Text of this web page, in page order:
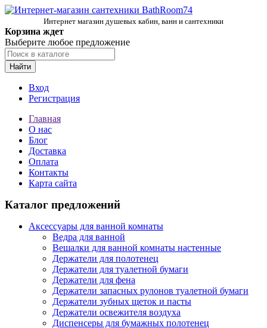
Интернет магазин душевых кабин, ванн и сантехники
Корзина ждет
Выберите любое предложение
Найти
Вход
Регистрация
Главная
О нас
Блог
Доставка
Оплата
Контакты
Карта сайта
Каталог предложений
Аксессуары для ванной комнаты
Ведра для ванной
Вешалки для ванной комнаты настенные
Держатели для полотенец
Держатели для туалетной бумаги
Держатели для фена
Держатели запасных рулонов туалетной бумаги
Держатели зубных щеток и пасты
Держатели освежителя воздуха
Диспенсеры для бумажных полотенец